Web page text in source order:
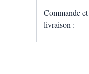
Commande et
livraison :